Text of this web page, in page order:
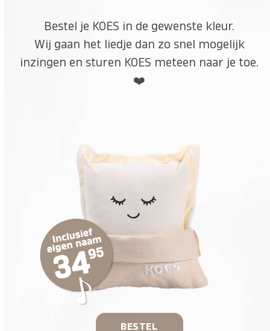
Bestel je KOES in de gewenste kleur.
Wij gaan het liedje dan zo snel mogelijk
inzingen en sturen KOES meteen naar je toe.
❤️
BESTEL